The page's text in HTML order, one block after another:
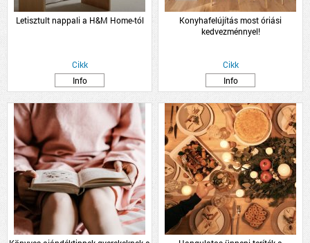
Letisztult nappali a H&M Home-tól
Cikk
Info
Konyhafelújítás most óriási
kedvezménnyel!
Cikk
Info